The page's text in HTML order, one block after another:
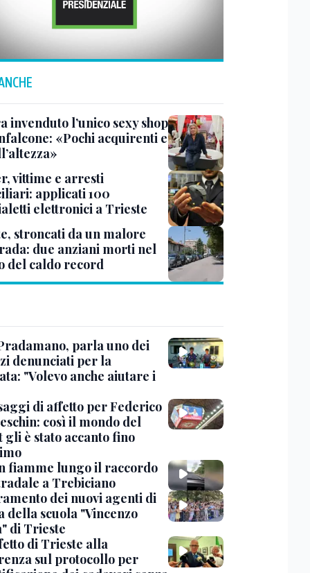
invenduto l’unico sexy shop
«Pochi acquirenti e
vittime e arresti
applicati 100
elettronici a Trieste
stroncati da un malore
due anziani morti nel
del caldo record
parla uno dei
denunciati per la
"Volevo anche aiutare i
di affetto per Federico
così il mondo del
gli è stato accanto fino
fiamme lungo il raccordo
a Trebiciano
dei nuovi agenti di
della scuola "Vincenzo
di Trieste
di Trieste alla
sul protocollo per